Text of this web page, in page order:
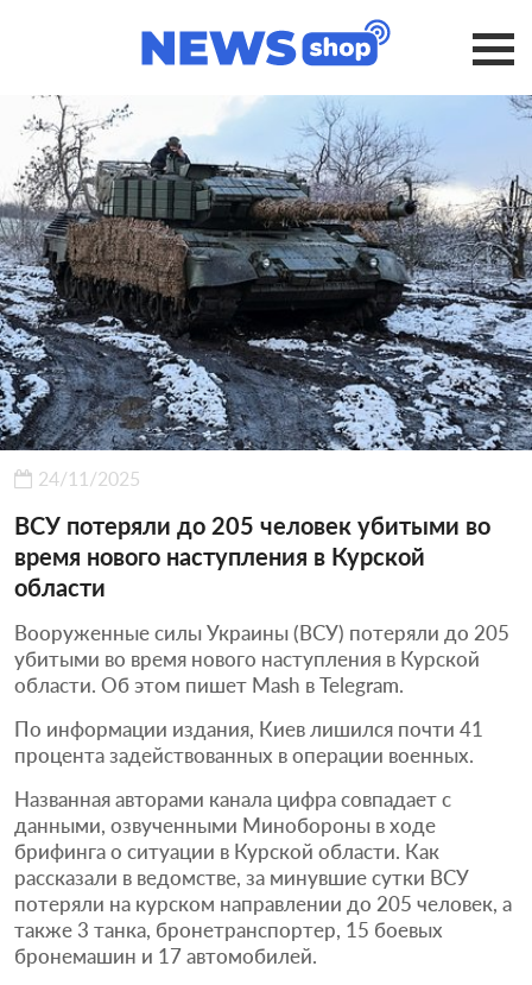
24/11/2025
ВСУ потеряли до 205 человек убитыми во
время нового наступления в Курской
области
Вооруженные силы Украины (ВСУ) потеряли до 205
убитыми во время нового наступления в Курской
области. Об этом пишет Mash в Telegram.
По информации издания, Киев лишился почти 41
процента задействованных в операции военных.
Названная авторами канала цифра совпадает с
данными, озвученными Минобороны в ходе
брифинга о ситуации в Курской области. Как
рассказали в ведомстве, за минувшие сутки ВСУ
потеряли на курском направлении до 205 человек, а
также 3 танка, бронетранспортер, 15 боевых
бронемашин и 17 автомобилей.